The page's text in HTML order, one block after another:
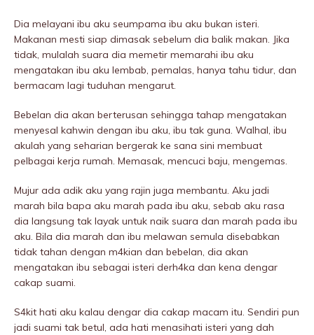
Dia melayani ibu aku seumpama ibu aku bukan isteri.
Makanan mesti siap dimasak sebelum dia balik makan. Jika
tidak, mulalah suara dia memetir memarahi ibu aku
mengatakan ibu aku lembab, pemalas, hanya tahu tidur, dan
bermacam lagi tuduhan mengarut.
Bebelan dia akan berterusan sehingga tahap mengatakan
menyesal kahwin dengan ibu aku, ibu tak guna. Walhal, ibu
akulah yang seharian bergerak ke sana sini membuat
pelbagai kerja rumah. Memasak, mencuci baju, mengemas.
Mujur ada adik aku yang rajin juga membantu. Aku jadi
marah bila bapa aku marah pada ibu aku, sebab aku rasa
dia langsung tak layak untuk naik suara dan marah pada ibu
aku. Bila dia marah dan ibu meIawan semula disebabkan
tidak tahan dengan m4kian dan bebelan, dia akan
mengatakan ibu sebagai isteri derh4ka dan kena dengar
cakap suami.
S4kit hati aku kalau dengar dia cakap macam itu. Sendiri pun
jadi suami tak betul, ada hati menasihati isteri yang dah